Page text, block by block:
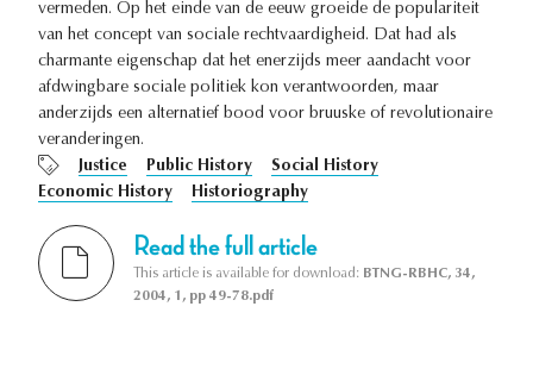
vermeden. Op het einde van de eeuw groeide de populariteit
van het concept van sociale rechtvaardigheid. Dat had als
charmante eigenschap dat het enerzijds meer aandacht voor
afdwingbare sociale politiek kon verantwoorden, maar
anderzijds een alternatief bood voor bruuske of revolutionaire
veranderingen.
Justice
Public History
Social History
Economic History
Historiography
Read the full article
This article is available for download: BTNG-RBHC, 34,
2004, 1, pp 49-78.pdf